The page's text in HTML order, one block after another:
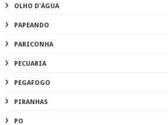
OLHO D'ÁGUA
PAPEANDO
PARICONHA
PECUARIA
PEGAFOGO
PIRANHAS
PO